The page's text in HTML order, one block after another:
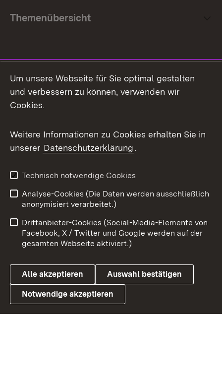
Themenübersicht
Facebook
X / Twitter
Youtube
Link zum Landesportal
Impressum
Kontakt
Barrierefreiheit
Datenschutz
Cookies
Um unsere Webseite für Sie optimal gestalten
und verbessern zu können, verwenden wir
Cookies.
Weitere Informationen zu Cookies erhalten Sie in
unserer Datenschutzerklärung.
Technisch notwendige Cookies
Analyse-Cookies (Die Daten werden ausschließlich
anonymisiert verarbeitet.)
Drittanbieter-Cookies (Social-Media-Elemente von
Facebook, X / Twitter und Google werden auf der
gesamten Webseite aktiviert.)
Alle akzeptieren Auswahl bestätigen
Notwendige akzeptieren